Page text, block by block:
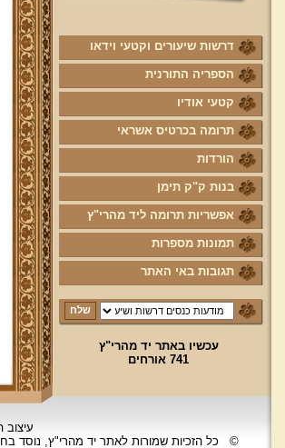
דרשות שיעורים וקטעי וידאו
הספריה התורנית
קטעי אודיו
תרומה בכרטיס אשראי
הורדות
בנות ק"ק תימן
אפשריות תרומה ליד מהרי"ץ
תמונות מספרות
תגובות באי האתר
עכשיו באתר יד מהרי"ץ
741 אורחים
©
כל הזכיות שמורות לאתר יד מהרי"ץ, נוסד